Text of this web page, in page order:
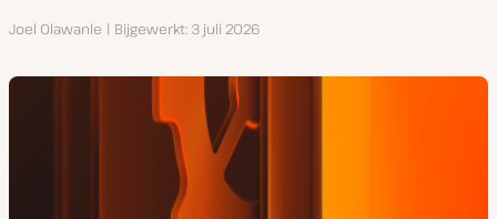
Auteur
Joel Olawanle Bijgewerkt 3 juli 2026